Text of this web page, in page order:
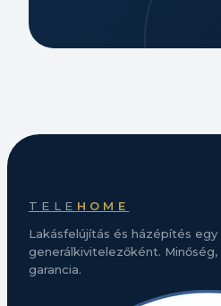
TELE HOME
Lakásfelújítás és házépítés
generálkivitelezőként.
garancia.